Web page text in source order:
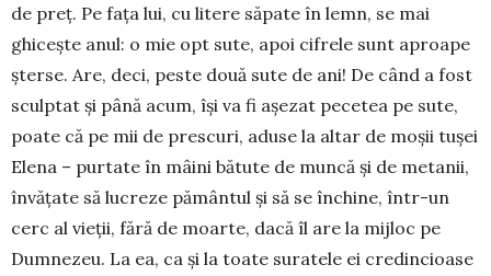
de preț. Pe fața lui, cu litere săpate în lemn, se mai
ghicește anul: o mie opt sute, apoi cifrele sunt aproape
șterse. Are, deci, peste două sute de ani! De când a fost
sculptat și până acum, își va fi așezat pecetea pe sute,
poate că pe mii de prescuri, aduse la altar de moșii tușei
Elena – purtate în mâini bătute de muncă și de metanii,
învățate să lucreze pământul și să se închine, într-un
cerc al vieții, fără de moarte, dacă îl are la mijloc pe
Dumnezeu. La ea, ca și la toate suratele ei credincioase